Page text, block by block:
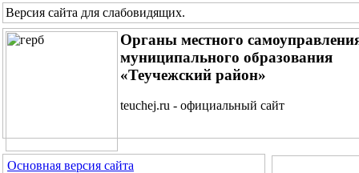
Версия сайта для слабовидящих.
Органы местного
муниципального образования
«Теучежский район»
teuchej.ru - официальный сайт
Основная версия сайта